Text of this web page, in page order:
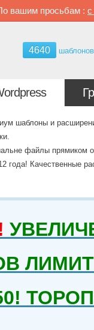
вашим просьбам : с
4640 шаблонов
шаблоны и
файлы прямиком
года! Качественные